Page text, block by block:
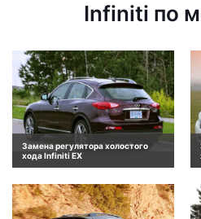
Infiniti по
Замена регулятора холостого
хода Infiniti EX